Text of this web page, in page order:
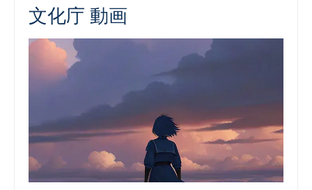
文化庁 動画